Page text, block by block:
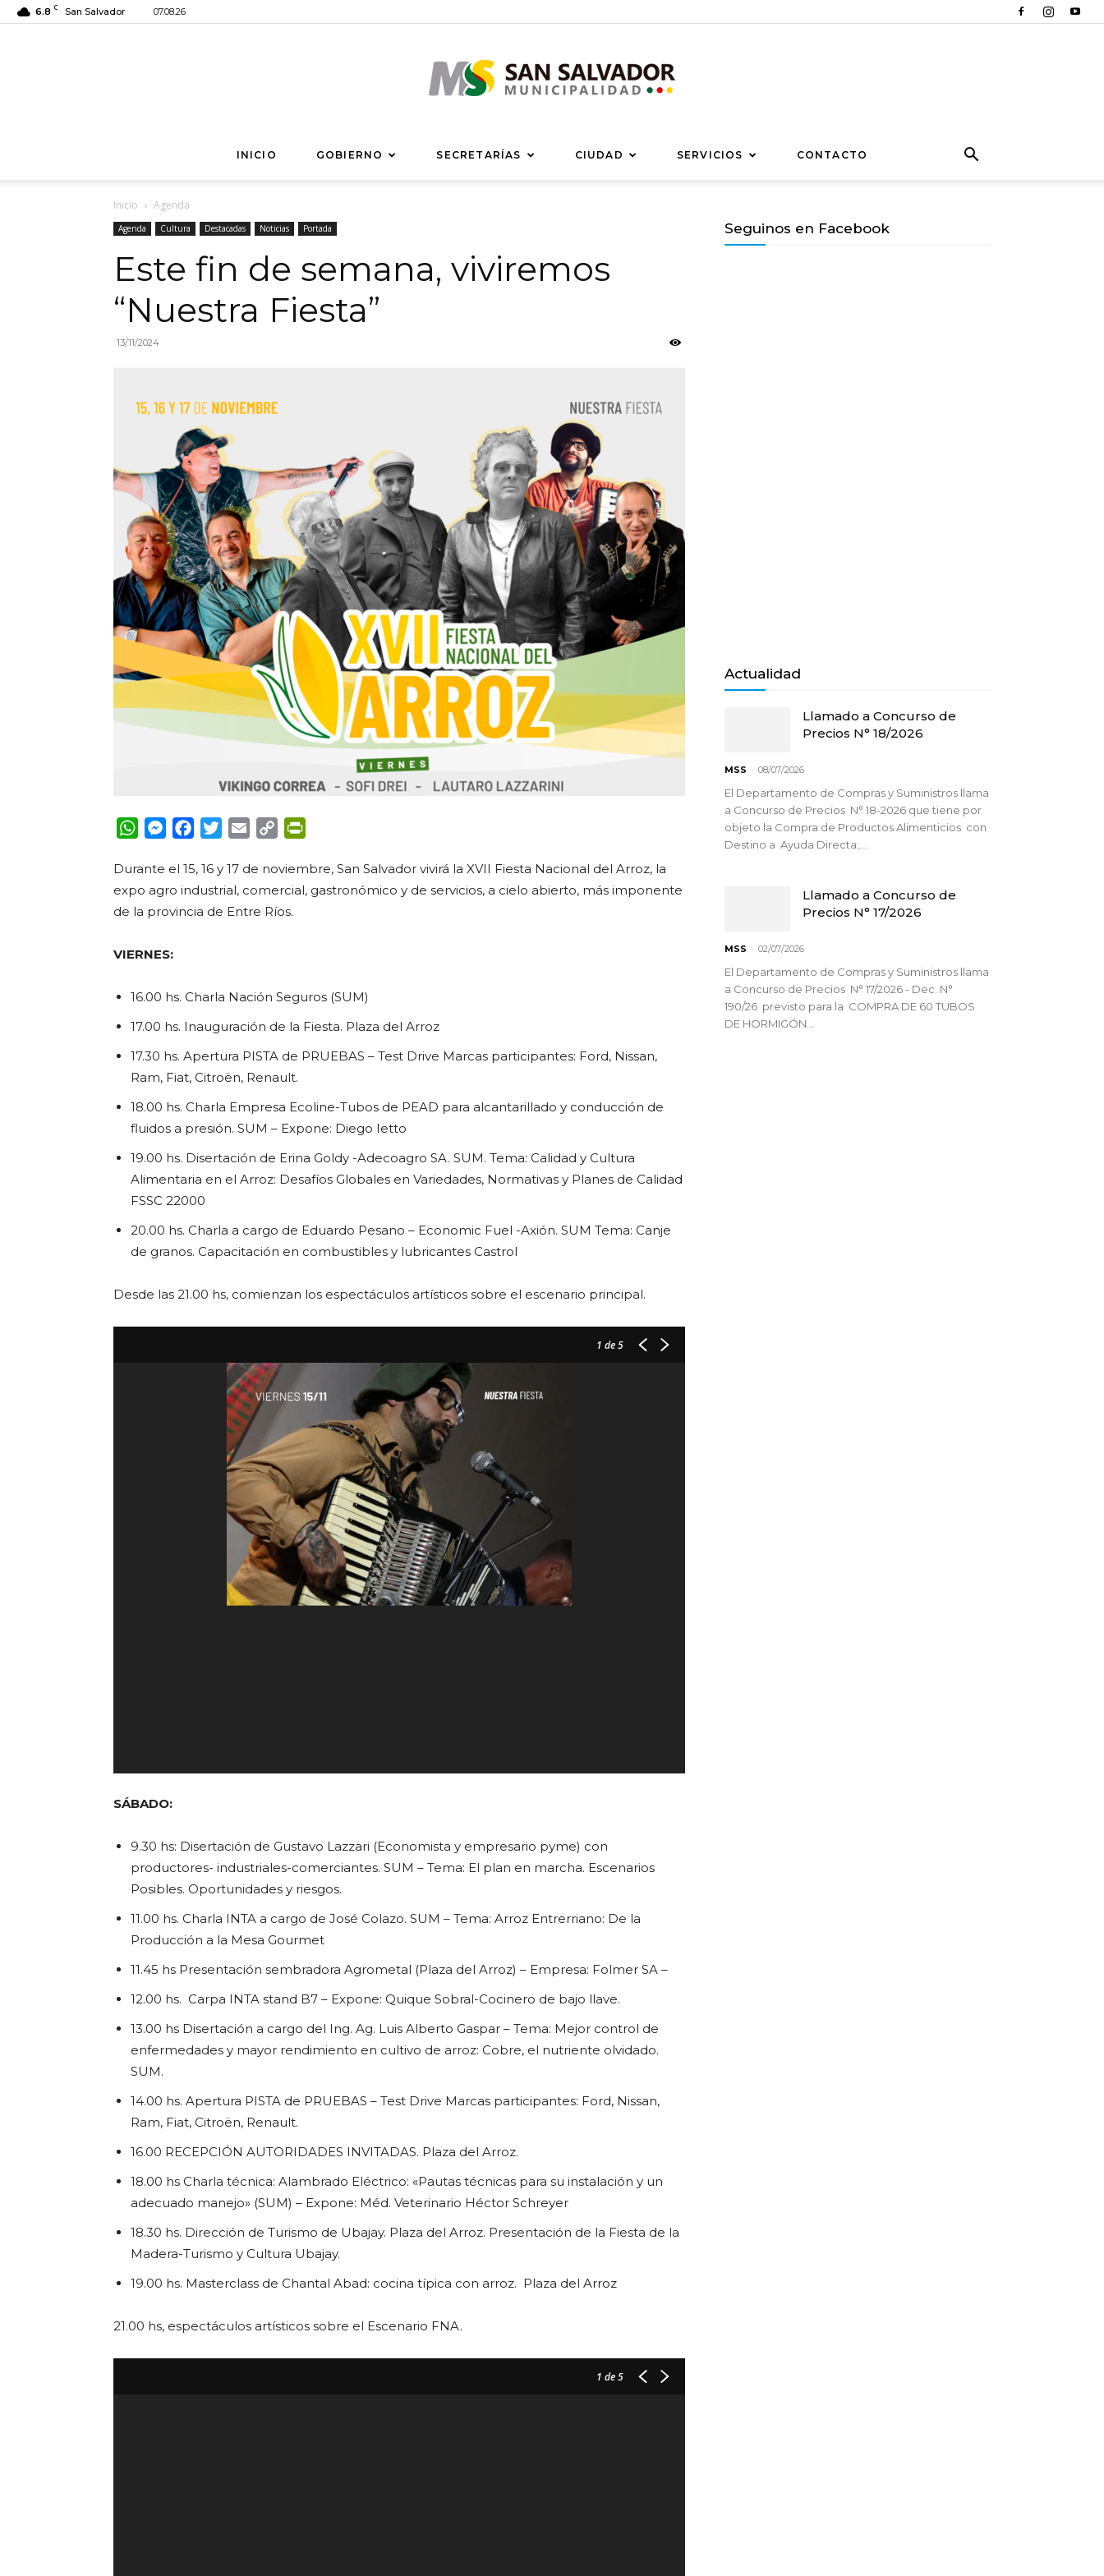
6.8 C San Salvador 07.08.26
Municipalidad
Salvador
INICIO GOBIERNO SECRETARÍAS CIUDAD SERVICIOS CONTACTO
Inicio Agenda
Agenda Cultura Destacadas Noticias Portada
Este fin de semana, viviremos
“Nuestra Fiesta”
13/11/2024
WhatsApp
Messenger
FacebookTwitterEmail Copy
Durante el 15, 16 y 17 de noviembre, San Salvador vivirá la XVII Fiesta Nacional del Arroz, la
expo agro industrial, comercial, gastronómico y de servicios, a cielo abierto, más imponente
de la provincia de Entre Ríos.
VIERNES:
16.00 hs. Charla Nación Seguros (SUM)
17.00 hs. Inauguración de la Fiesta. Plaza del Arroz
17.30 hs. Apertura PISTA de PRUEBAS – Test Drive Marcas participantes: Ford, Nissan,
Ram, Fiat, Citroën, Renault.
18.00 hs. Charla Empresa Ecoline-Tubos de PEAD para alcantarillado y conducción de
fluidos a presión. SUM – Expone: Diego Ietto
19.00 hs. Disertación de Erina Goldy -Adecoagro SA. SUM. Tema: Calidad y Cultura
Alimentaria en el Arroz: Desafíos Globales en Variedades, Normativas y Planes de Calidad
FSSC 22000
20.00 hs. Charla a cargo de Eduardo Pesano – Economic Fuel -Axión. SUM Tema: Canje
de granos. Capacitación en combustibles y lubricantes Castrol
Desde las 21.00 hs, comienzan los espectáculos artísticos sobre el escenario principal.
1 de 5
SÁBADO:
9.30 hs: Disertación de Gustavo Lazzari (Economista y empresario pyme) con
productores- industriales-comerciantes. SUM – Tema: El plan en marcha. Escenarios
Posibles. Oportunidades y riesgos.
11.00 hs. Charla INTA a cargo de José Colazo. SUM – Tema: Arroz Entrerriano: De la
Producción a la Mesa Gourmet
11.45 hs Presentación sembradora Agrometal (Plaza del Arroz) – Empresa: Folmer SA –
12.00 hs. Carpa INTA stand B7 – Expone: Quique Sobral-Cocinero de bajo llave.
13.00 hs Disertación a cargo del Ing. Ag. Luis Alberto Gaspar – Tema: Mejor control de
enfermedades y mayor rendimiento en cultivo de arroz: Cobre, el nutriente olvidado.
SUM.
14.00 hs. Apertura PISTA de PRUEBAS – Test Drive Marcas participantes: Ford, Nissan,
Ram, Fiat, Citroën, Renault.
16.00 RECEPCIÓN AUTORIDADES INVITADAS. Plaza del Arroz.
18.00 hs Charla técnica: Alambrado Eléctrico: «Pautas técnicas para su instalación y un
adecuado manejo» (SUM) – Expone: Méd. Veterinario Héctor Schreyer
18.30 hs. Dirección de Turismo de Ubajay. Plaza del Arroz. Presentación de la Fiesta de la
Madera-Turismo y Cultura Ubajay.
19.00 hs. Masterclass de Chantal Abad: cocina típica con arroz. Plaza del Arroz
21.00 hs, espectáculos artísticos sobre el Escenario FNA.
1 de 5
Seguinos en Facebook
Actualidad
Llamado a Concurso de
Precios N° 18/2026
MSS - 08/07/2026
El Departamento de Compras y Suministros llama
a Concurso de Precios N° 18-2026 que tiene por
objeto la Compra de Productos Alimenticios con
Destino a Ayuda Directa;...
Llamado a Concurso de
Precios N° 17/2026
MSS - 02/07/2026
El Departamento de Compras y Suministros llama
a Concurso de Precios N° 17/2026 - Dec. N°
190/26 previsto para la COMPRA DE 60 TUBOS
DE HORMIGÓN...